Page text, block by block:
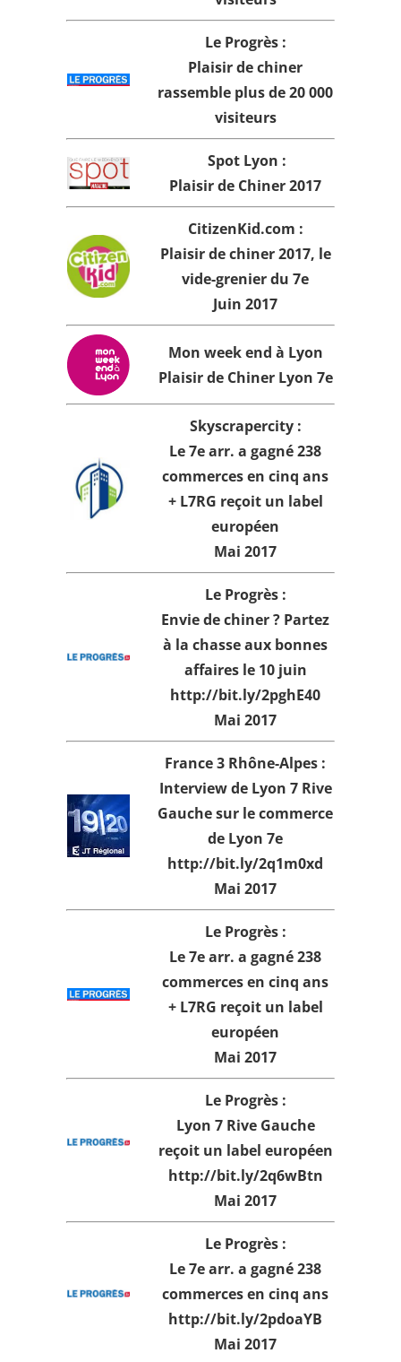
Le Progrès :
Plaisir de chiner
rassemble plus de 20 000
visiteurs
Spot Lyon :
Plaisir de Chiner 2017
CitizenKid.com :
Plaisir de chiner 2017, le
vide-grenier du 7e
Juin 2017
Mon week end à Lyon
Plaisir de Chiner Lyon 7e
Skyscrapercity:
Le 7e arr. a gagné 238
commerces en cinq ans
+ L7RG reçoit un label
européen
Mai 2017
Le Progrès :
Envie de chiner ? Partez
à la chasse aux bonnes
affaires le 10 juin
http://bit.ly/2pghE40
Mai 2017
France 3 Rhône-Alpes :
Interview de Lyon 7 Rive
Gauche sur le commerce
de Lyon 7e
http://bit.ly/2q1m0xd
Mai 2017
Le Progrès :
Le 7e arr. a gagné 238
commerces en cinq ans
+ L7RG reçoit un label
européen
Mai 2017
Le Progrès :
Lyon 7 Rive Gauche
reçoit un label européen
http://bit.ly/2q6wBtn
Mai 2017
Le Progrès :
Le 7e arr. a gagné 238
commerces en cinq ans
http://bit.ly/2pdoaYB
Mai 2017